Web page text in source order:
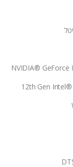
NVIDIA® GeForce
12th Gen